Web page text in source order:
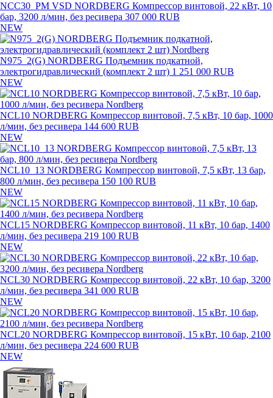
NCC30_PM VSD NORDBERG Компрессор винтовой, 22 кВт, 10
бар, 3200 л/мин, без ресивера 307 000 RUB
NEW
N975_2(G) NORDBERG Подъемник подкатной,
электрогидравлический (комплект 2 шт) 1 251 000 RUB
NEW
NCL10 NORDBERG Компрессор винтовой, 7,5 кВт, 10 бар, 1000
л/мин, без ресивера 144 600 RUB
NEW
NCL10_13 NORDBERG Компрессор винтовой, 7,5 кВт, 13 бар,
800 л/мин, без ресивера 150 100 RUB
NEW
NCL15 NORDBERG Компрессор винтовой, 11 кВт, 10 бар, 1400
л/мин, без ресивера 219 100 RUB
NEW
NCL30 NORDBERG Компрессор винтовой, 22 кВт, 10 бар, 3200
л/мин, без ресивера 341 000 RUB
NEW
NCL20 NORDBERG Компрессор винтовой, 15 кВт, 10 бар, 2100
л/мин, без ресивера 224 600 RUB
NEW